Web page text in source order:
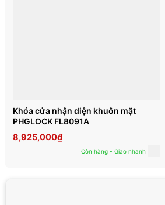
Khóa cửa nhận diện khuôn mặt
PHGLOCK FL8091A
8,925,000₫
Còn hàng - Giao nhanh